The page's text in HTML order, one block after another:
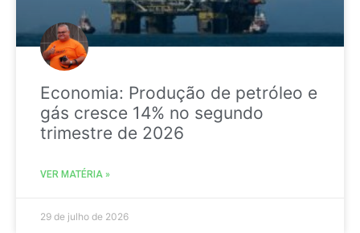
Economia: Produção de petróleo e
gás cresce 14% no segundo
trimestre de 2026
VER MATÉRIA »
29 de julho de 2026